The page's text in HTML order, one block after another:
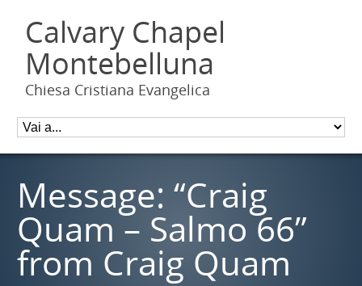
Calvary Chapel
Montebelluna
Chiesa Cristiana Evangelica
Message: “Craig
Quam – Salmo 66”
from Craig Quam